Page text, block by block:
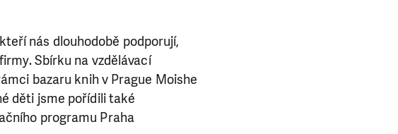
nás dlouhodobě podporují,
Sbírku na vzdělávací
bazaru knih v Prague Moishe
děti jsme pořídili také
programu Praha